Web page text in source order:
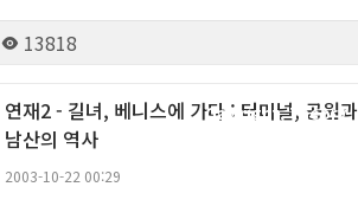
13818
Gay right, Theory
연재2 - 길녀, 베니스에 가다 : 터미널, 공원과
남산의 역사
2003-10-22 00:29